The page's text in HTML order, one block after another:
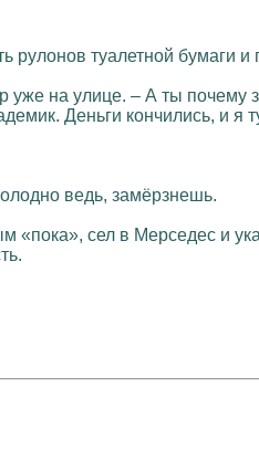
рулонов туалетной бумаги
уже на улице. – А ты почему
Деньги кончились, и я
ведь, замёрзнешь.
сел в Мерседес и